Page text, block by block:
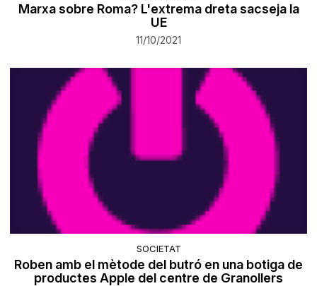
Marxa sobre Roma? L'extrema dreta sacseja la
UE
11/10/2021
SOCIETAT
Roben amb el mètode del butró en una botiga de
productes Apple del centre de Granollers